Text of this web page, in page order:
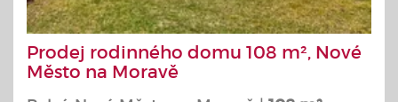
Prodej rodinného domu 108 m², Nové
Město na Moravě